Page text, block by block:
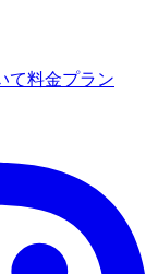
て料金プラン